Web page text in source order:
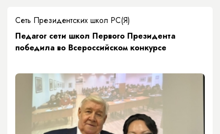
Сеть Президентских школ РС(Я)
​Педагог сети школ Первого Президента
победила во Всероссийском конкурсе